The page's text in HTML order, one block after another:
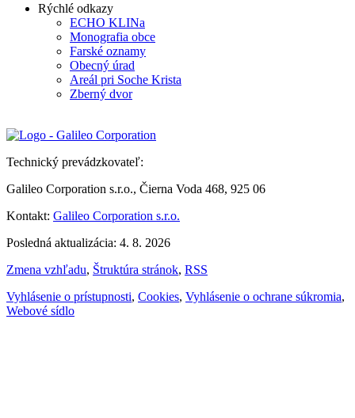
Rýchlé odkazy
ECHO KLINa
Monografia obce
Farské oznamy
Obecný úrad
Areál pri Soche Krista
Zberný dvor
Technický prevádzkovateľ:
Galileo Corporation s.r.o., Čierna Voda 468, 925 06
Kontakt: Galileo Corporation s.r.o.
Posledná aktualizácia: 4. 8. 2026
Zmena vzhľadu, Štruktúra stránok, RSS
Vyhlásenie o prístupnosti, Cookies, Vyhlásenie o ochrane súkromia,
Webové sídlo